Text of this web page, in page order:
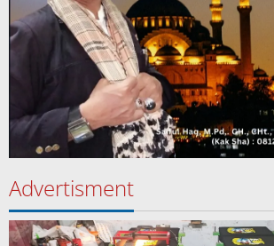
Advertisment